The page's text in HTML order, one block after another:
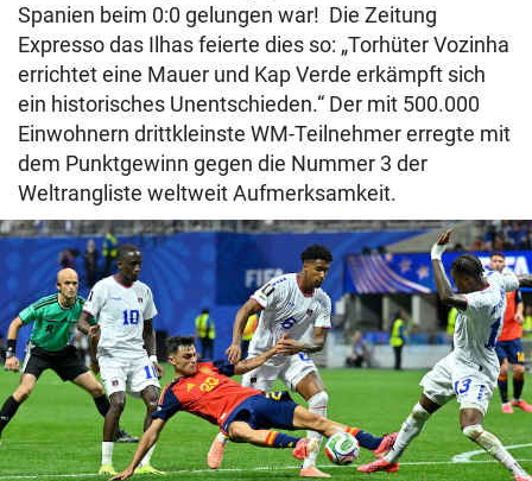
Spanien beim 0:0 gelungen war! Die Zeitung
Expresso das Ilhas feierte dies so: „Torhüter Vozinha
errichtet eine Mauer und Kap Verde erkämpft sich
ein historisches Unentschieden.“ Der mit 500.000
Einwohnern drittkleinste WM-Teilnehmer erregte mit
dem Punktgewinn gegen die Nummer 3 der
Weltrangliste weltweit Aufmerksamkeit.